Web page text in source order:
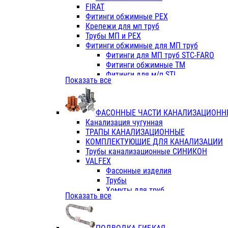
Фитинги ПП белые
Фитинги ПП белые
Фитинги ППс металл.белые
VALFEX
Трубы PE-RT
Трубы ПП водопровод белые
Трубы ПП водопровод серые
Трубы армированные
Трубы армированные
Фитинги с металл. серые
Фитинги ПП (серые)
Фитинги ПП белые
Краны
Фитинги ПП (белые)
Фитинги ПП с металлом белые
ПК КОНТУР
Краны полипропиленовые
Трубы полипропиленивые
FIRAT
Фитинги обжимные PEX
Крепежи для мп труб
Трубы МП и PEX
Фитинги обжимные для МП труб
Фитинги для МП труб STC-FARO
Фитинги обжимные ТМ
Фитинги для м/п STI
Фитинги для МП труб TITAN
TK
VALFEX
Показать все
ФАСОННЫЕ ЧАСТИ
Канализация чугунная
ТРАПЫ КАНАЛИЗАЦИОННЫЕ
КОМПЛЕКТУЮЩИЕ ДЛЯ КАНАЛИЗАЦИИ
Трубы канализационные СИНИКОН
VALFEX
Фасонные изделия
Трубы
Хомуты для труб
ПВХ (стройполимер)
Показать все